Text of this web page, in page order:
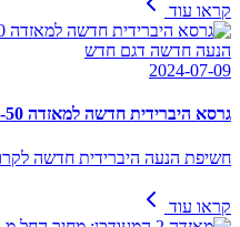
קראו עוד
הנעה חדשה דגם חדש
2024-07-09
גרסא היברידית חדשה למאזדה CX-50
חשיפת הנעה היברידית חדשה
קראו עוד